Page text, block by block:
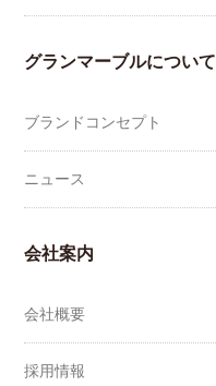
グランマーブルについて
ブランドコンセプト
ニュース
会社案内
会社概要
採用情報